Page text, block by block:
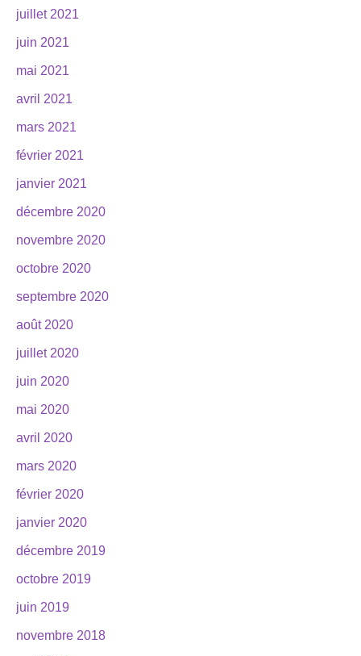
juillet 2021
juin 2021
mai 2021
avril 2021
mars 2021
février 2021
janvier 2021
décembre 2020
novembre 2020
octobre 2020
septembre 2020
août 2020
juillet 2020
juin 2020
mai 2020
avril 2020
mars 2020
février 2020
janvier 2020
décembre 2019
octobre 2019
juin 2019
novembre 2018